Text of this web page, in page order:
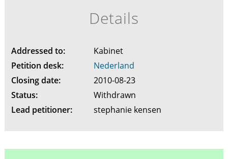
Details
Addressed to:
Kabinet
Petition desk:
Nederland
Closing date:
2010-08-23
Status:
Withdrawn
Lead petitioner:
stephanie kensen